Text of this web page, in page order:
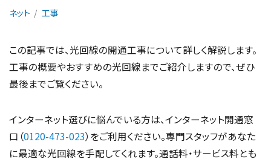
ネット 工事
この記事では、光回線の開通工事について詳しく解説します。
工事の概要やおすすめの光回線までご紹介しますので、ぜひ
最後までご覧ください。
インターネット選びに悩んでいる方は、インターネット開通窓
口（0120-473-023）をご利用ください。専門スタッフがあなた
に最適な光回線を手配してくれます。通話料・サービス料とも